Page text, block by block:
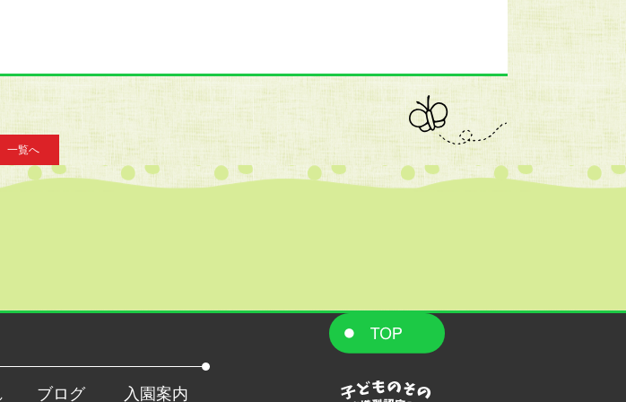
一覧へ
ブログ 入園案内